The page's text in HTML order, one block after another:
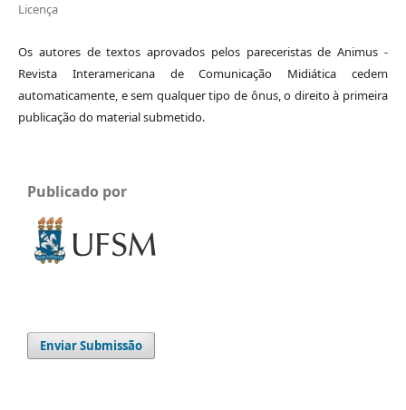
Licença
Os autores de textos aprovados pelos pareceristas de Animus -
Revista Interamericana de Comunicação Midiática cedem
automaticamente, e sem qualquer tipo de ônus, o direito à primeira
publicação do material submetido.
Publicado por
Enviar Submissão